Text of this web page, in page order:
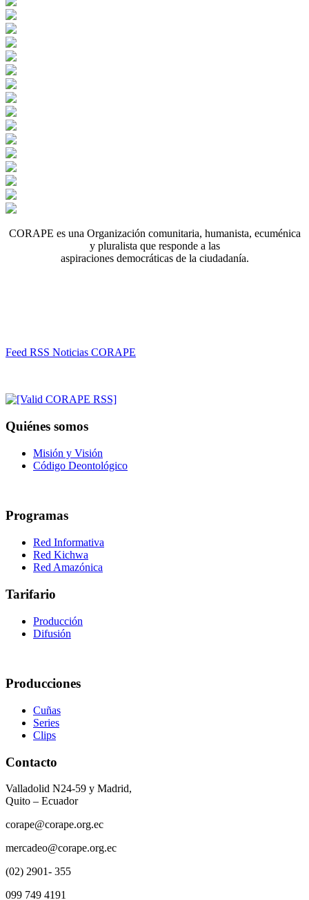
CORAPE es una Organización comunitaria, humanista, ecuménica
y pluralista que responde a las
aspiraciones democráticas de la ciudadanía.
Feed RSS Noticias CORAPE
Quiénes somos
Misión y Visión
Código Deontológico
Programas
Red Informativa
Red Kichwa
Red Amazónica
Tarifario
Producción
Difusión
Producciones
Cuñas
Series
Clips
Contacto
Valladolid N24-59 y Madrid,
Quito – Ecuador
corape@corape.org.ec
mercadeo@corape.org.ec
(02) 2901- 355
099 749 4191